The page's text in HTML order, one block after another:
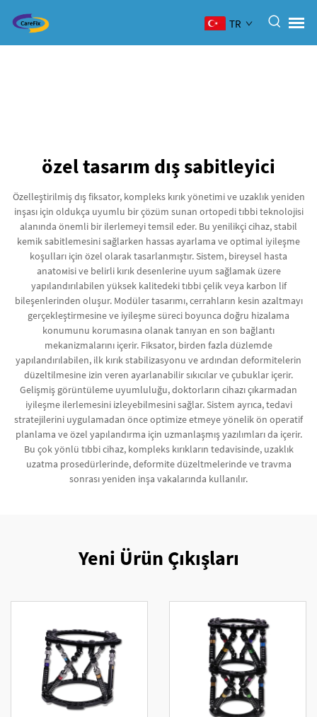
TR
özel tasarım dış sabitleyici
Özelleştirilmiş dış fiksator, kompleks kırık yönetimi ve uzaklık yeniden
inşası için oldukça uyumlu bir çözüm sunan ortopedi tıbbi teknolojisi
alanında önemli bir ilerlemeyi temsil eder. Bu yenilikçi cihaz, stabil
kemik sabitlemesini sağlarken hassas ayarlama ve optimal iyileşme
koşulları için özel olarak tasarlanmıştır. Sistem, bireysel hasta
anatомisi ve belirli kırık desenlerine uyum sağlamak üzere
yapılandırılabilen yüksek kalitedeki tıbbi çelik veya karbon lif
bileşenlerinden oluşur. Modüler tasarımı, cerrahların kesin azaltmayı
gerçekleştirmesine ve iyileşme süreci boyunca doğru hizalama
konumunu korumasına olanak tanıyan en son bağlantı
mekanizmalarını içerir. Fiksator, birden fazla düzlemde
yapılandırılabilen, ilk kırık stabilizasyonu ve ardından deformitelerin
düzeltilmesine izin veren ayarlanabilir sıkıcılar ve çubuklar içerir.
Gelişmiş görüntüleme uyumluluğu, doktorların cihazı çıkarmadan
iyileşme ilerlemesini izleyebilmesini sağlar. Sistem ayrıca, tedavi
stratejilerini uygulamadan önce optimize etmeye yönelik ön operatif
planlama ve özel yapılandırma için uzmanlaşmış yazılımları da içerir.
Bu çok yönlü tıbbi cihaz, kompleks kırıkların tedavisinde, uzaklık
uzatma prosedürlerinde, deformite düzeltmelerinde ve travma
sonrası yeniden inşa vakalarında kullanılır.
Yeni Ürün Çıkışları